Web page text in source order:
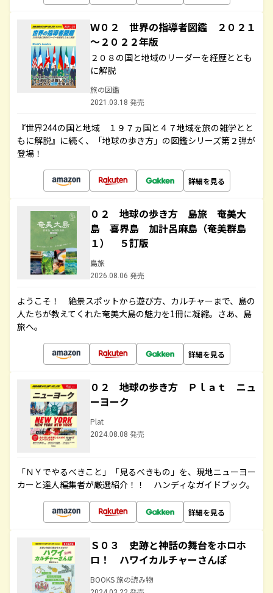
Ｗ０２ 世界の指導者図鑑 ２０２１
～２０２２年版
２０８の国と地域のリーダーを経歴ととも
に解説
旅の図鑑
2021.03.18 発売
『世界244の国と地域 １９７ヵ国と４７地域を旅の雑学とと
もに解説』に続く、「地球の歩き方」の図鑑シリーズ第２弾が
登場！
詳細を見る
０２ 地球の歩き方 島旅 奄美大
島 喜界島 加計呂麻島（奄美群島
１） ５訂版
島旅
2026.08.06 発売
ようこそ！ 絶景スポットから遊び方、カルチャーまで、島の
人たちが教えてくれた奄美大島の魅力を1冊に凝縮。さあ、島
旅へ。
詳細を見る
０２ 地球の歩き方 Ｐｌａｔ ニュ
ーヨーク
Plat
2024.08.08 発売
「ＮＹでやるべきこと」「見るべきもの」を、現地ニューヨー
カーと達人編集者が厳選紹介！！ ハンディなガイドブック。
詳細を見る
Ｓ０３ 史跡と神話の舞台をホロホ
ロ！ ハワイカルチャーさんぽ
BOOKS 旅の読み物